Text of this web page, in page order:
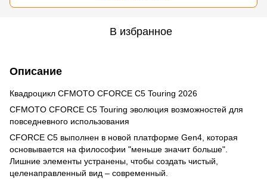
В избранное
Описание
Квадроцикл CFMOTO CFORCE C5 Touring 2026
CFMOTO CFORCE C5 Touring эволюция возможностей для
повседневного использования
CFORCE C5 выполнен в новой платформе Gen4, которая
основывается на философии "меньше значит больше".
Лишние элементы устранены, чтобы создать чистый,
целенаправленный вид – современный.